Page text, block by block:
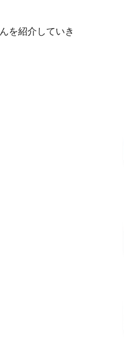
を紹介していき